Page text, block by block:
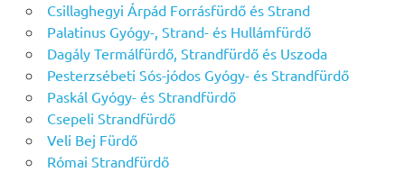
Csillaghegyi Árpád Forrásfürdő és Strand
Palatinus Gyógy-, Strand- és Hullámfürdő
Dagály Termálfürdő, Strandfürdő és Uszoda
Pesterzsébeti Sós-jódos Gyógy- és Strandfürdő
Paskál Gyógy- és Strandfürdő
Csepeli Strandfürdő
Veli Bej Fürdő
Római Strandfürdő